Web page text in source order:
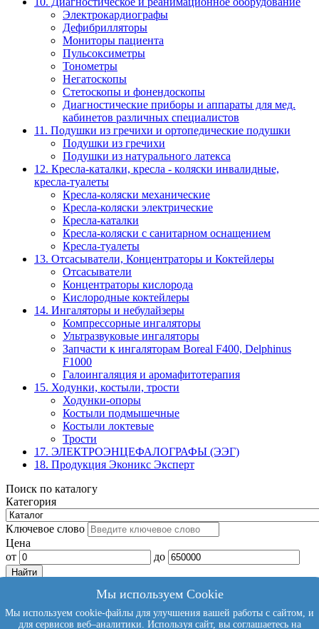
Электрокардиографы
Дефибрилляторы
Мониторы пациента
Пульсоксиметры
Тонометры
Негатоскопы
Стетоскопы и фонендоскопы
Диагностические приборы и аппараты для мед.
кабинетов различных специалистов
11. Подушки из гречихи и ортопедические подушки
Подушки из гречихи
Подушки из натурального латекса
12. Кресла-каталки, кресла - коляски инвалидные,
кресла-туалеты
Кресла-коляски механические
Кресла-коляски электрические
Кресла-каталки
Кресла-коляски с санитарном оснащением
Кресла-туалеты
13. Отсасыватели, Концентраторы и Коктейлеры
Отсасыватели
Концентраторы кислорода
Кислородные коктейлеры
14. Ингаляторы и небулайзеры
Компрессорные ингаляторы
Ультразвуковые ингаляторы
Запчасти к ингаляторам Boreal F400, Delphinus
F1000
Галоингаляция и аромафитотерапия
15. Ходунки, костыли, трости
Ходунки-опоры
Костыли подмышечные
Костыли локтевые
Трости
17. ЭЛЕКТРО­ЭНЦЕФАЛОГРАФЫ (ЭЭГ)
18. Продукция Эконикс Эксперт
Поиск по каталогу
Категория
Ключевое слово
Цена
от
до
+7 (812) 740-77-16
Мы используем Cookie
Мы используем cookie-файлы для улучшения вашей работы с сайтом, и
для сервисов веб–аналитики. Используя сайт, вы соглашаетесь на